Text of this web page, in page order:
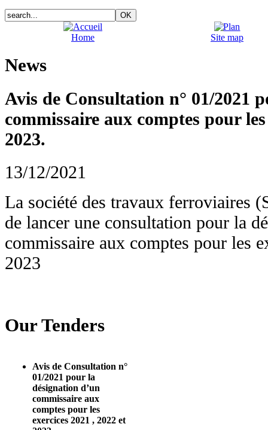
Home Site map
News
Avis de Consultation n° 01/2021
commissaire aux comptes pour
2023.
13/12/2021
La société des travaux ferroviaires
de lancer une consultation pour la
commissaire aux comptes pour les
2023
Our Tenders
Avis de Consultation n°
01/2021 pour la
désignation d’un
commissaire aux
comptes pour les
exercices 2021 , 2022 et